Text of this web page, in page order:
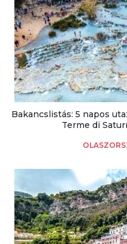
Bakancslistás: 5 napos
Terme di